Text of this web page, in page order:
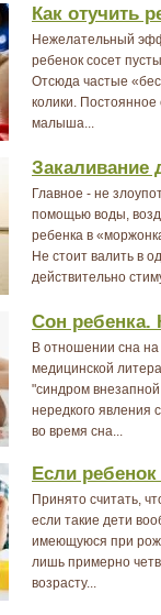
Как отучить
Нежелательный
ребенок сосет
Отсюда частые
колики.
малыша...
Закаливание
Главное - не
помощью воды,
ребенка в
Не стоит валить в
действительно
Сон ребенка.
В отношении сна
медицинской
"синдром
нередкого явления
во время сна...
Если
Принято считать,
если такие дети
имеющуюся при
лишь примерно
возрасту...